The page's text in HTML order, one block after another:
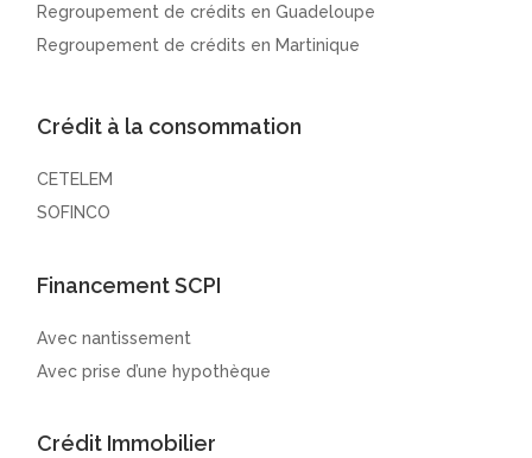
Regroupement de crédits en Guadeloupe
Regroupement de crédits en Martinique
Crédit à la consommation
CETELEM
SOFINCO
Financement SCPI
Avec nantissement
Avec prise d’une hypothèque
Crédit Immobilier